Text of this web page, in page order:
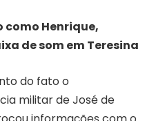
Henrique,
de som em Teresina
do fato o
militar de José de